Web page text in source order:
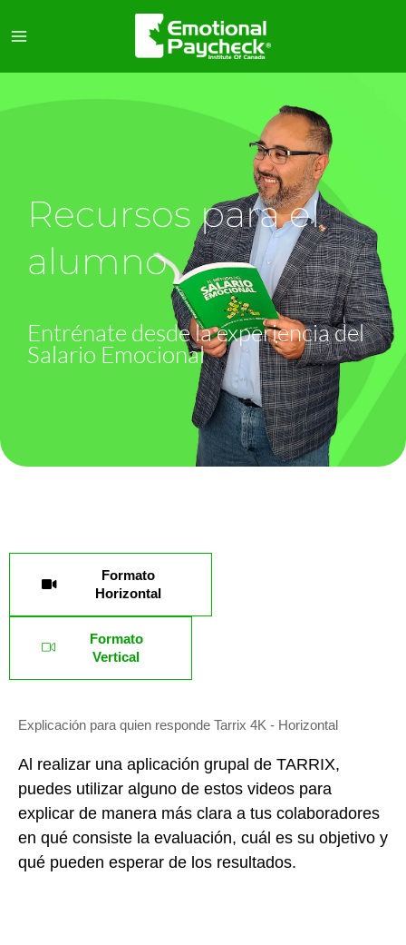
Recursos para el
alumno
Entrénate desde la experiencia del
Salario Emocional
Formato
Horizontal
Formato
Vertical
Explicación para quien responde Tarrix 4K - Horizontal
Al realizar una aplicación grupal de TARRIX,
puedes utilizar alguno de estos videos para
explicar de manera más clara a tus colaboradores
en qué consiste la evaluación, cuál es su objetivo y
qué pueden esperar de los resultados.